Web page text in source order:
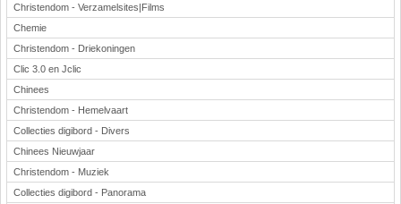
Christendom - Verzamelsites|Films
Chemie
Christendom - Driekoningen
Clic 3.0 en Jclic
Chinees
Christendom - Hemelvaart
Collecties digibord - Divers
Chinees Nieuwjaar
Christendom - Muziek
Collecties digibord - Panorama